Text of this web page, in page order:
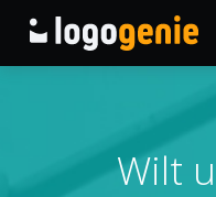
AI logogenerator
Wilt